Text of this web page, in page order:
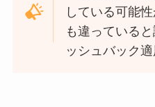
している可能
も違っている
ッシュバック